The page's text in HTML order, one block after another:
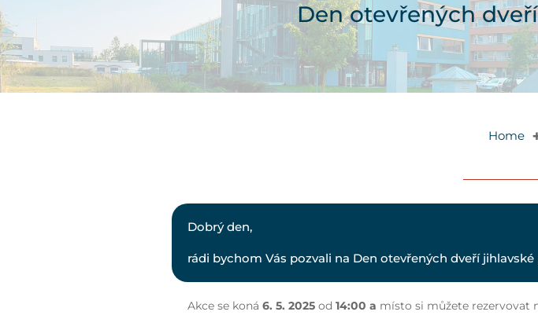
Den otevřených
Home
Dobrý den,
rádi bychom Vás pozvali na Den otevřených dveří
Akce se koná6. 5. 2025 od14:00 a místo si můžete rezervovat